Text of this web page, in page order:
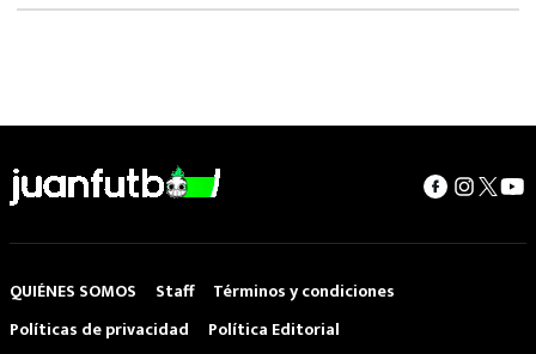
QUIÉNES SOMOS Staff
Términos y condiciones
Políticas de privacidad
Política Editorial